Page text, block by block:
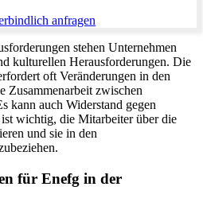
anfragen
stehen Unternehmen
kulturellen Herausforderungen. Die
oft Veränderungen in den
Zusammenarbeit zwischen
kann auch Widerstand gegen
wichtig, die Mitarbeiter über die
und sie in den
für Enefg in der